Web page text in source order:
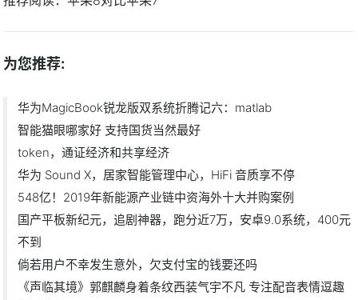
为您推荐:
华为MagicBook锐龙版双系统折腾记六：matlab
智能猫眼哪家好 支持国货当然最好
token，通证经济和共享经济
华为 Sound X，居家智能管理中心，HiFi 音质享不停
548亿！2019年新能源产业链中资海外十大并购案例
国产平板新纪元，追剧神器，跑分近7万，安卓9.0系统，400元
不到
倘若用户不幸发生意外，欠支付宝的钱要还吗
《声临其境》郭麒麟身着条纹西装气宇不凡 专注配音表情逗趣